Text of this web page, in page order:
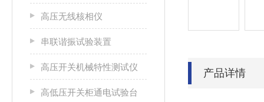
高压无线核相仪
串联谐振试验装置
高压开关机械特性测试仪
高低压开关柜通电试验台
产品详情